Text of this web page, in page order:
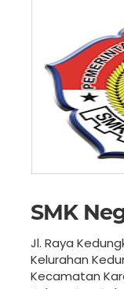
SMK
Jl. Raya
Kelurahan
Kecamatan